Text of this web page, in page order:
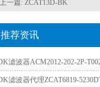
上一篇: ZCAT13D-BK
推荐资讯
滤波器ACM2012-202-2P-
滤波器代理ZCAT6819-